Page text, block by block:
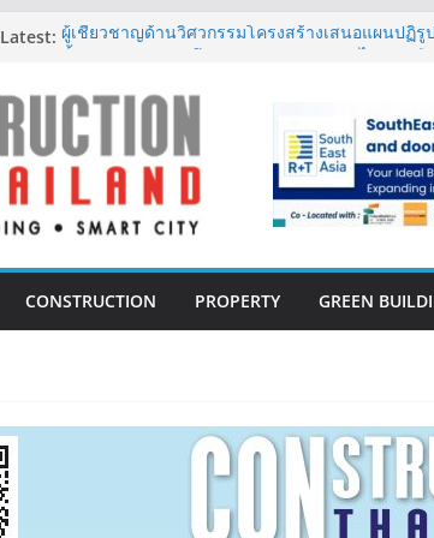
Latest: ผู้เชี่ยวชาญด้านวิศวกรรมโครงสร้างเสนอแผนปฏิรู
สะดวกยิ่งขึ้น ภายใต้แนวคิด “More of What You
BCT Expo 2026 ชูแนวคิด “Empowering Net
Construction & Mining” ขับเคลื่อนอุตสาหกรรมก่
เหมืองแร่สู่สังคมคาร์บอนต่ำอย่างยั่งยืน
ลลิล พร็อพเพอร์ตี้ ก้าวสู่ปีที่ 40 ยึดลูกค้าเป็นศูนย์กล
สร้างการเติบโตอย่างยั่งยืน
แห่งแรกในกระบี่
CONSTRUCTION PROPERTY GREEN